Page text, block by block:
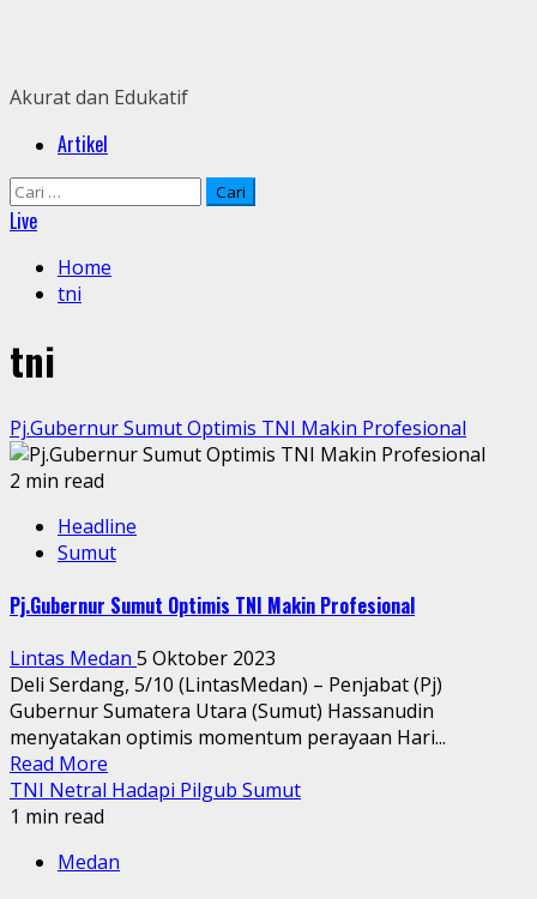
Akurat dan Edukatif
PrimaryArtikel
Cari
untuk:
Live
Home
tni
tni
Pj.Gubernur Sumut Optimis TNI Makin Profesional
2 min read
Headline
Sumut
Pj.Gubernur Sumut Optimis TNI Makin Profesional
Lintas Medan 5 Oktober 2023
Deli Serdang, 5/10 (LintasMedan) – Penjabat (Pj)
Gubernur Sumatera Utara (Sumut) Hassanudin
menyatakan optimis momentum perayaan Hari...
Read More
TNI Netral Hadapi Pilgub Sumut
1 min read
Medan